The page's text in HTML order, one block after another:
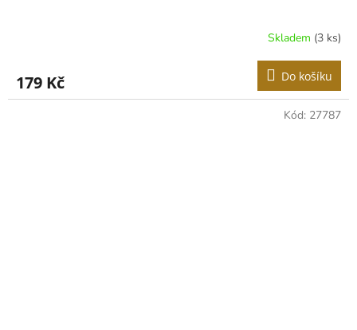
Skladem (3 ks)
179 Kč Do košíku
Kód: 27787